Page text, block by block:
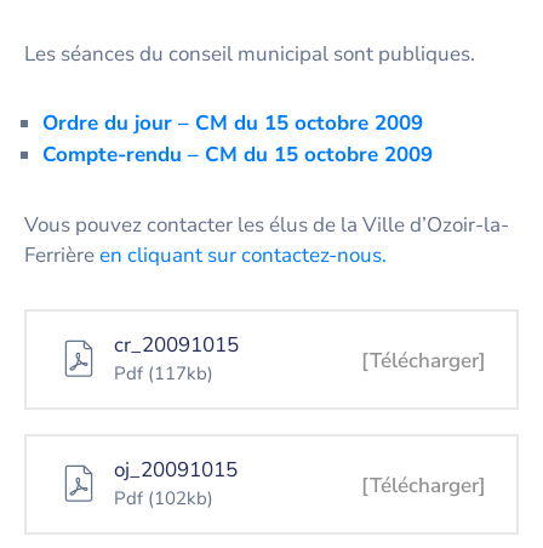
Les séances du conseil municipal sont publiques.
Ordre du jour – CM du 15 octobre 2009
Compte-rendu – CM du 15 octobre 2009
Vous pouvez contacter les élus de la Ville d’Ozoir-la-
Ferrièreen cliquant sur contactez-nous.
cr_20091015
Pdf (117kb) [Télécharger]
oj_20091015
Pdf (102kb) [Télécharger]